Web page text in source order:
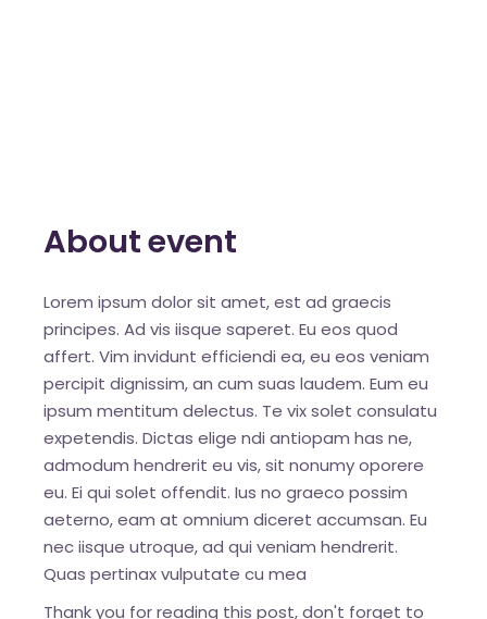
About event
Lorem ipsum dolor sit amet, est ad graecis
principes. Ad vis iisque saperet. Eu eos quod
affert. Vim invidunt efficiendi ea, eu eos veniam
percipit dignissim, an cum suas laudem. Eum eu
ipsum mentitum delectus. Te vix solet consulatu
expetendis. Dictas elige ndi antiopam has ne,
admodum hendrerit eu vis, sit nonumy oporere
eu. Ei qui solet offendit. Ius no graeco possim
aeterno, eam at omnium diceret accumsan. Eu
nec iisque utroque, ad qui veniam hendrerit.
Quas pertinax vulputate cu mea
Thank you for reading this post, don't forget to